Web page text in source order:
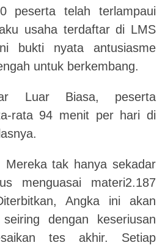
peserta telah terlampaui
usaha terdaftar di LMS
bukti nyata antusiasme
untuk berkembang.
Luar Biasa, peserta
rata 94 menit per hari di
Mereka tak hanya sekadar
menguasai materi2.187
Angka ini akan
dengan keseriusan
tes akhir. Setiap